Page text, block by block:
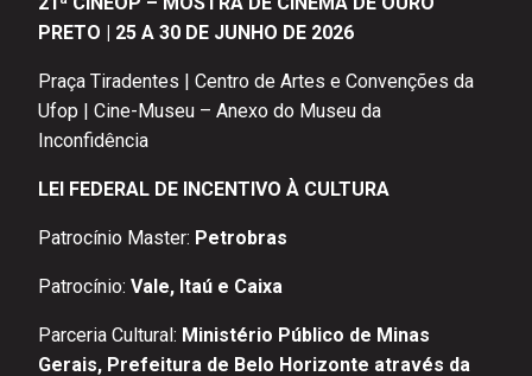
PRETO | 25 A 30 DE JUNHO DE 2026
Praça Tiradentes | Centro de Artes e Convenções da
Ufop | Cine-Museu – Anexo do Museu da
Inconfidência
LEI FEDERAL DE INCENTIVO À CULTURA
Patrocínio Master: Petrobras
Patrocínio: Vale, Itaú e Caixa
Parceria Cultural: Ministério Público de Minas
Gerais, Prefeitura de Belo Horizonte através da